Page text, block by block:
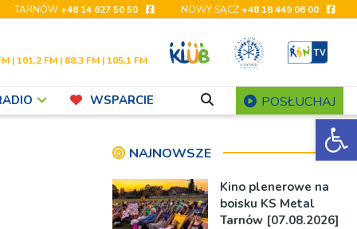
TARNÓW+48 14 627 50 50 NOWY SĄCZ+48 18 449 06 00
| 101,2 FM | 88,3 FM | 105,1 FM
WSPARCIE POSŁUCHAJ
NAJNOWSZE
Kino plenerowe na
boisku KS Metal
Tarnów [07.08.2026]